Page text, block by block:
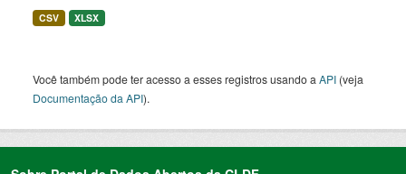
CSV XLSX
Você também pode ter acesso a esses registros usando a API (veja
Documentação da API).